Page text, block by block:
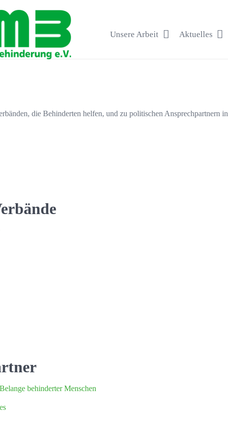
Unsere Arbeit Aktuelles
die Behinderten helfen, und zu politischen Ansprechpartnern in
behinderter Menschen